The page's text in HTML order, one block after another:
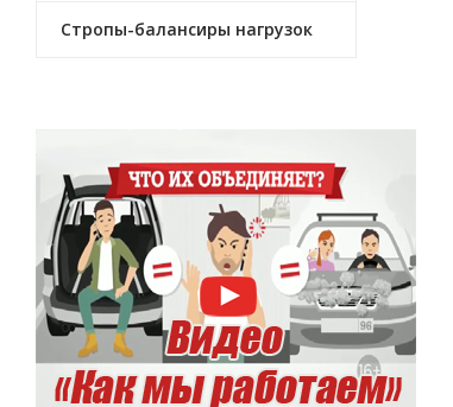
Стропы-балансиры нагрузок